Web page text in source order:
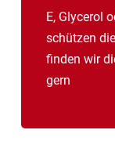
E, Glycerol
schützen
finden wir
gern